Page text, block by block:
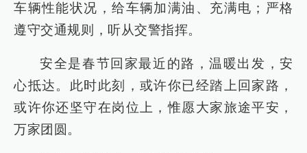
车辆性能状况，给车辆加满油、充满电；严格
遵守交通规则，听从交警指挥。
安全是春节回家最近的路，温暖出发，安
心抵达。此时此刻，或许你已经踏上回家路，
或许你还坚守在岗位上，惟愿大家旅途平安，
万家团圆。